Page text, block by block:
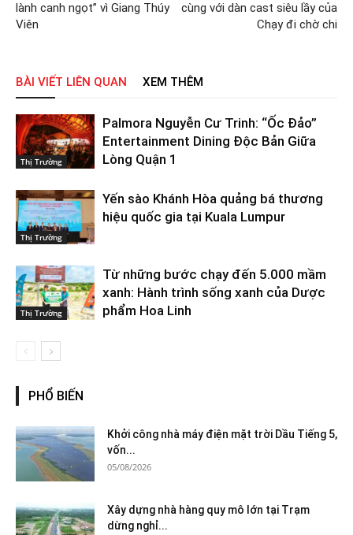
lành canh ngọt” vì Giang Thúy
Viên
cùng với dàn cast siêu lầy của
Chạy đi chờ chi
BÀI VIẾT LIÊN QUAN XEM THÊM
Thị Trường
Palmora Nguyễn Cư Trinh: “Ốc Đảo”
Entertainment Dining Độc Bản Giữa
Lòng Quận 1
Thị Trường
Yến sào Khánh Hòa quảng bá thương
hiệu quốc gia tại Kuala Lumpur
Thị Trường
Từ những bước chạy đến 5.000 mầm
xanh: Hành trình sống xanh của Dược
phẩm Hoa Linh
PHỔ BIẾN
Khởi công nhà máy điện mặt trời Dầu Tiếng 5,
vốn...
05/08/2026
Xây dựng nhà hàng quy mô lớn tại Trạm
dừng nghỉ...